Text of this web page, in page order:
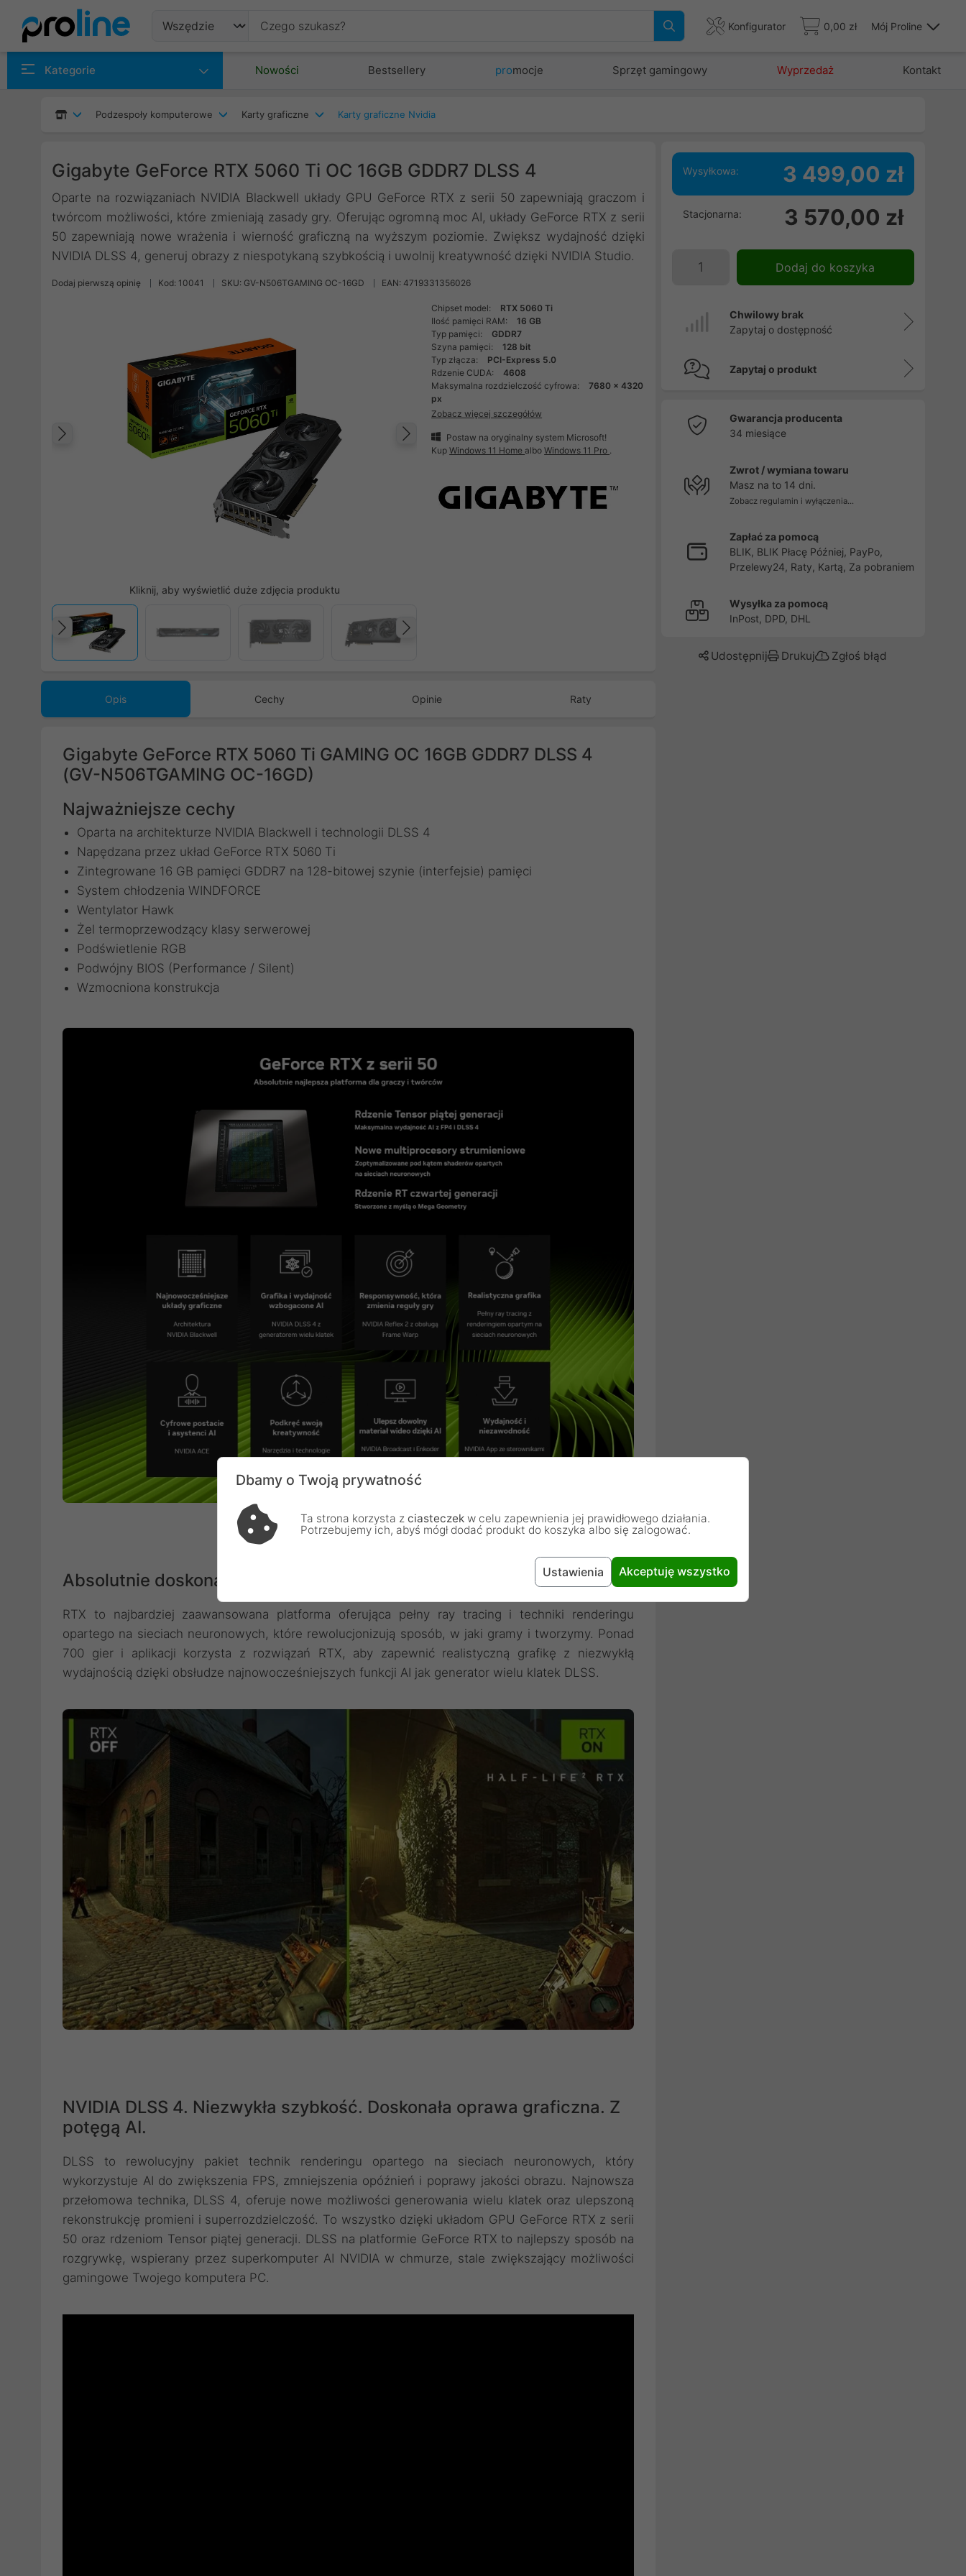
Konfigurator 0,00 zł Mój Proline
Kategorie Nowości Bestsellery promocje Sprzęt gamingowy Wyprzedaż Kontakt
Podzespoły komputerowe Karty graficzne Karty graficzne Nvidia
Gigabyte GeForce RTX 5060 Ti OC 16GB GDDR7 DLSS 4
Oparte na rozwiązaniach NVIDIA Blackwell układy GPU GeForce RTX z serii 50 zapewniają graczom i
twórcom możliwości, które zmieniają zasady gry. Oferując ogromną moc AI, układy GeForce RTX z serii
50 zapewniają nowe wrażenia i wierność graficzną na wyższym poziomie. Zwiększ wydajność dzięki
NVIDIA DLSS 4, generuj obrazy z niespotykaną szybkością i uwolnij kreatywność dzięki NVIDIA Studio.
Dodaj pierwszą opinię Kod: 10041 SKU: GV-N506TGAMING OC-16GD EAN: 4719331356026
Następny
Poprzedni
Kliknij, aby wyświetlić duże zdjęcia produktu
Poprzedni
Chipset model:
RTX 5060 Ti
Ilość pamięci RAM:
16 GB
Typ pamięci:
GDDR7
Szyna pamięci:
128 bit
Typ złącza:
PCI-Express 5.0
Rdzenie CUDA:
4608
Maksymalna rozdzielczość cyfrowa:
7680 x 4320
px
Zobacz więcej szczegółów
Postaw na oryginalny system Microsoft!
KupWindows 11 HomealboWindows 11 Pro .
Opis Cechy Opinie Raty
Gigabyte GeForce RTX 5060 Ti GAMING OC 16GB GDDR7 DLSS 4
(GV-N506TGAMING OC-16GD)
Najważniejsze cechy
Oparta na architekturze NVIDIA Blackwell i technologii DLSS 4
Napędzana przez układ GeForce RTX 5060 Ti
Zintegrowane 16 GB pamięci GDDR7 na 128-bitowej szynie (interfejsie) pamięci
System chłodzenia WINDFORCE
Wentylator Hawk
Żel termoprzewodzący klasy serwerowej
Podświetlenie RGB
Podwójny BIOS (Performance / Silent)
Wzmocniona konstrukcja
Absolutnie doskonały ray tracing i AI.
RTX to najbardziej zaawansowana platforma oferująca pełny ray tracing i techniki renderingu
opartego na sieciach neuronowych, które rewolucjonizują sposób, w jaki gramy i tworzymy. Ponad
700 gier i aplikacji korzysta z rozwiązań RTX, aby zapewnić realistyczną grafikę z niezwykłą
wydajnością dzięki obsłudze najnowocześniejszych funkcji AI jak generator wielu klatek DLSS.
NVIDIA DLSS 4. Niezwykła szybkość. Doskonała oprawa graficzna. Z
potęgą AI.
DLSS to rewolucyjny pakiet technik renderingu opartego na sieciach neuronowych, który
wykorzystuje AI do zwiększenia FPS, zmniejszenia opóźnień i poprawy jakości obrazu. ‌Najnowsza
przełomowa technika, DLSS 4, oferuje nowe możliwości generowania wielu klatek oraz ulepszoną
rekonstrukcję promieni i superrozdzielczość. To wszystko dzięki układom GPU GeForce RTX z serii
50 oraz rdzeniom Tensor piątej generacji. DLSS na platformie GeForce RTX to najlepszy sposób na
rozgrywkę, wspierany przez superkomputer AI NVIDIA w chmurze, stale zwiększający możliwości
gamingowe Twojego komputera PC.
Wysyłkowa: 3 499,00 zł
Stacjonarna: 3 570,00 zł
Dodaj do koszyka
Chwilowy brak
Zapytaj o dostępność
Zapytaj o produkt
Gwarancja producenta
34 miesiące
Zwrot / wymiana towaru
Masz na to 14 dni.
Zobacz regulamin i wyłączenia...
Zapłać za pomocą
BLIK, BLIK Płacę Później, PayPo,
Przelewy24, Raty, Kartą, Za pobraniem
Wysyłka za pomocą
InPost, DPD, DHL
Udostępnij Drukuj Zgłoś błąd
Dbamy o Twoją prywatność
Ta strona korzysta z ciasteczek w celu zapewnienia jej prawidłowego działania.
Potrzebujemy ich, abyś mógł dodać produkt do koszyka albo się zalogować.
Ustawienia Akceptuję wszystko